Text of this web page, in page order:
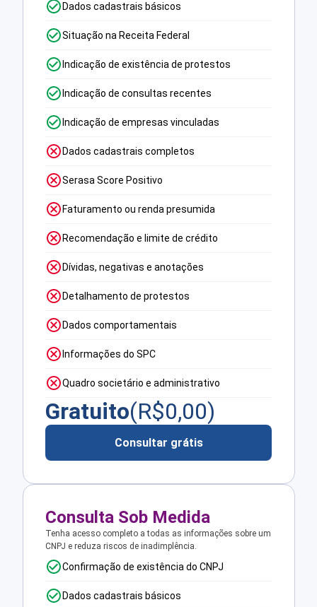
Dados cadastrais básicos
Situação na Receita Federal
Indicação de existência de protestos
Indicação de consultas recentes
Indicação de empresas vinculadas
Dados cadastrais completos
Serasa Score Positivo
Faturamento ou renda presumida
Recomendação e limite de crédito
Dívidas, negativas e anotações
Detalhamento de protestos
Dados comportamentais
Informações do SPC
Quadro societário e administrativo
Gratuito(R$0,00)
Consultar grátis
Consulta Sob Medida
Tenha acesso completo a todas as informações sobre um
CNPJ e reduza riscos de inadimplência.
Confirmação de existência do CNPJ
Dados cadastrais básicos